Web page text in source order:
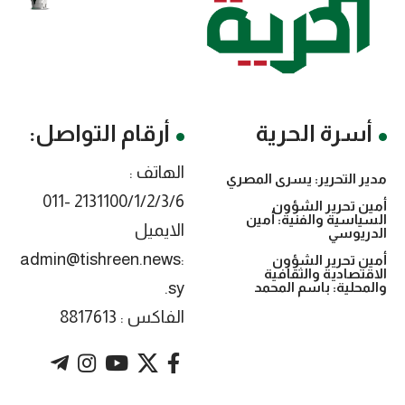
أسرة الحرية
مدير التحرير: يسرى المصري
أمين تحرير الشؤون
السياسية والفنية: أمين
الدريوسي
أمين تحرير الشؤون
الاقتصادية والثقافية
والمحلية: باسم المحمد
أرقام التواصل:
الهاتف :
2131100/1/2/3/6 -011
الايميل
:admin@tishreen.news
.sy
الفاكس : 8817613